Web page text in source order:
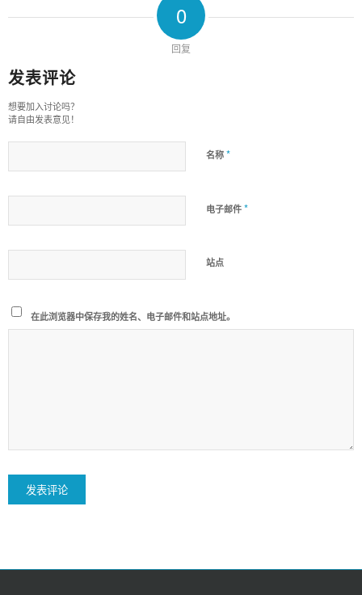
0
回复
发表评论
想要加入讨论吗？
请自由发表意见！
名称 *
电子邮件 *
站点
在此浏览器中保存我的姓名、电子邮件和站点地址。